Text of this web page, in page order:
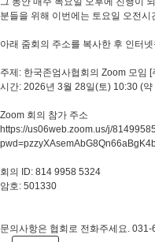
분들을 위해 이번에는 토요일 오전
아래 줌회의 주소를 복사한 후 인터
주제: 한국존엄사협회의 Zoom 모임
시간: 2026년 3월 28일(토) 10:30 (약
Zoom 회의 참가 주소
https://us06web.zoom.us/j/
회의 ID: 814 9958 5324
암호: 501330
문의사항은 협회로 전화주세요.